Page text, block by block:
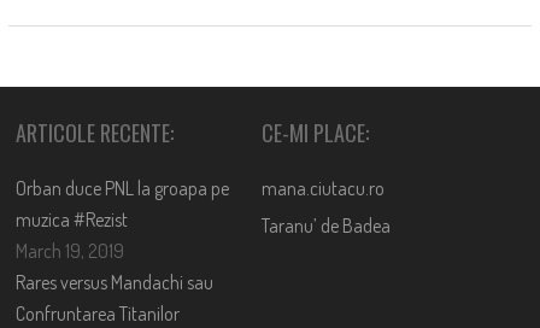
ARTICOLE RECENTE:
Orban duce PNL la groapa pe
muzica #Rezist
March 19, 2019
Rares versus Mandachi sau
Confruntarea Titanilor
CE-MI PLACE:
mana.ciutacu.ro
Taranu’ de Badea